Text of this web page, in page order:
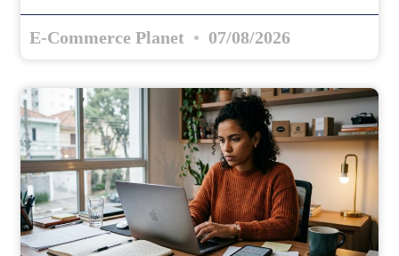
E-Commerce Planet 07/08/2026